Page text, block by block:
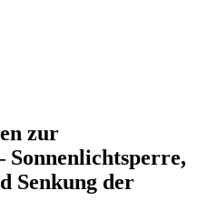
zur
Senkung der